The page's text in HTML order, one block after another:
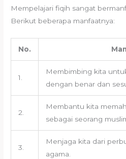
Mempelajari fiqih sangat
Berikut beberapa manfaatnya:
No.
1.
Membimbing kita
dengan benar dan
2.
Membantu kita
sebagai seorang
3.
Menjaga kita dari
agama.